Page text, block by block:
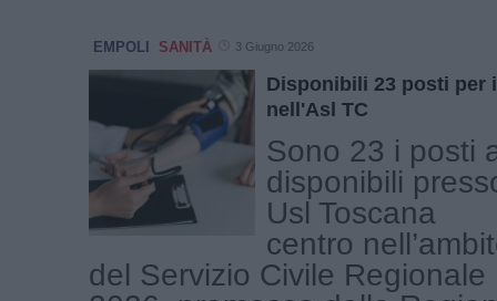
EMPOLI SANITÀ 3 Giugno 2026
Disponibili 23 posti per
nell'Asl TC
Sono 23 i posti
disponibili
Usl Toscana
centro
del Servizio Civile Regionale